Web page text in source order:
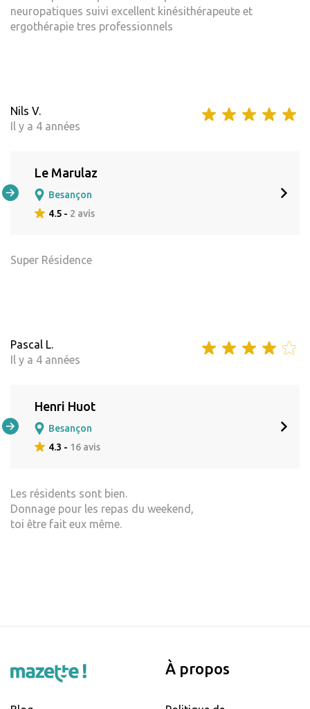
neuropatiques suivi excellent kinésithérapeute et
ergothérapie tres professionnels
Nils V.
Il y a 4 années
Le Marulaz
Besançon
4.5 - 2 avis
Super Résidence
Pascal L.
Il y a 4 années
Henri Huot
Besançon
4.3 - 16 avis
Les résidents sont bien.
Donnage pour les repas du weekend,
toi être fait eux même.
À propos